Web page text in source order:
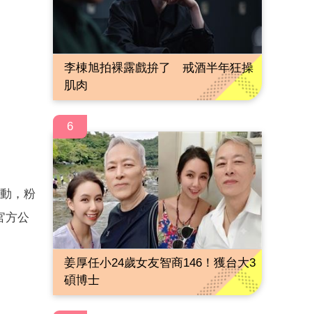
，粉
方公
李棟旭拍裸露戲拚了 戒酒半年狂操
肌肉
6
姜厚任小24歲女友智商146！獲台大3
碩博士